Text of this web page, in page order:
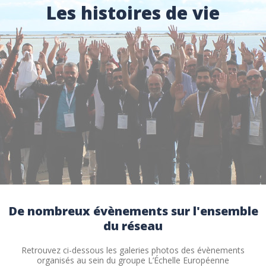
Les histoires de vie
De nombreux évènements sur l'ensemble
du réseau
Retrouvez ci-dessous les galeries photos des évènements
organisés au sein du groupe L’Échelle Européenne